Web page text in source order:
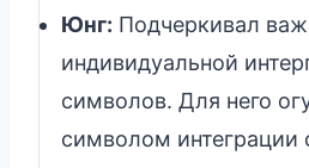
Юнг: Подчеркивал
индивидуальной
символов. Для него
символом интеграции